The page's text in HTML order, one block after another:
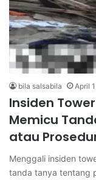
bila salsabila April
Insiden
Memicu
atau
Menggali insiden
tanda tanya tentang